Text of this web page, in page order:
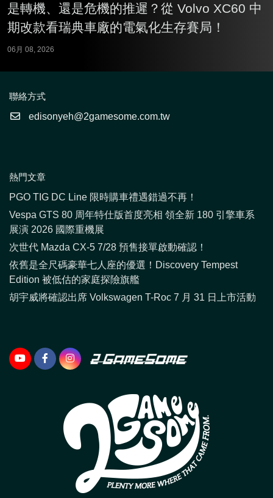
是轉機、還是危機的推遲？從 Volvo XC60 中
期改款看瑞典車廠的電氣化生存賽局！
06月 08, 2026
聯絡方式
edisonyeh@2gamesome.com.tw
熱門文章
PGO TIG DC Line 限時購車禮遇錯過不再！
Vespa GTS 80 周年特仕版首度亮相 領全新 180 引擎車系
展演 2026 國際重機展
次世代 Mazda CX-5 7/28 預售接單啟動確認！
依舊是全尺碼豪華七人座的優選！Discovery Tempest
Edition 被低估的家庭探險旗艦
胡宇威將確認出席 Volkswagen T-Roc 7 月 31 日上市活動